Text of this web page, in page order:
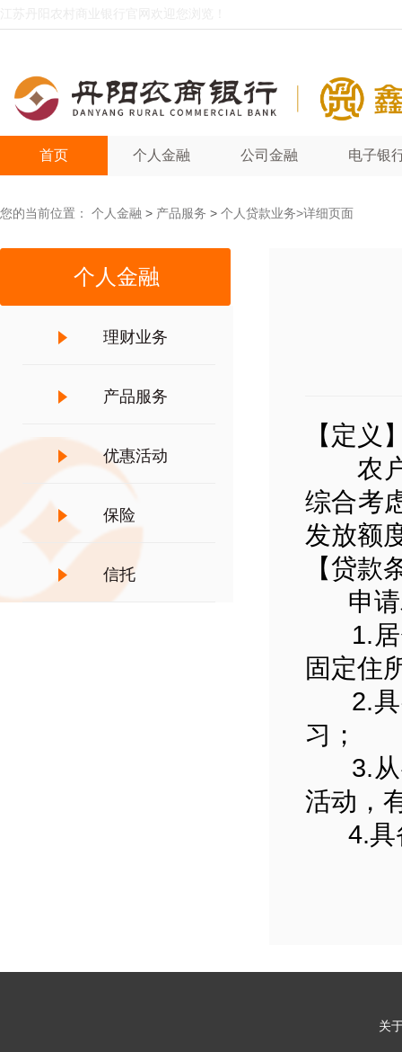
首页 个人金融 公司金融 电子银
个人金融
理财业务
产品服务
优惠活动
保险
信托
您的当前位置： 个人金融 > 产品服务 > 个人贷款业务>详细页面
【定义
农户
综合考
发放额
【贷款
申请
1.居
固定住
2.具
习；
3.从
活动，
4.具
关